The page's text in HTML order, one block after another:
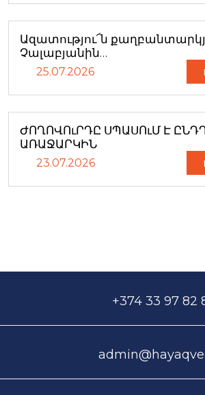
Ազատությու՜ն
Չալաբյանին…
25.07.2026
ԺՈՂՈՎՈւՐԴԸ ՍՊԱՍՈւՄ Է
ԱՌԱՋԱՐԿԻՆ
23.07.2026
+374 33 97 82